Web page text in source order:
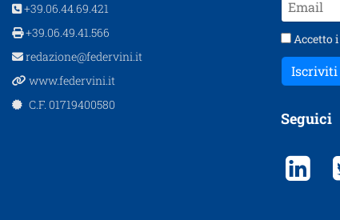
+39.06.44.69.421
+39.06.49.41.566
redazione@federvini.it
www.federvini.it
C.F. 01719400580
Accetto i
Iscriviti
Seguici